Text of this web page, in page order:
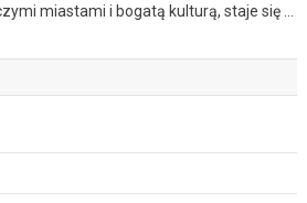
miastami i bogatą kulturą, staje się …